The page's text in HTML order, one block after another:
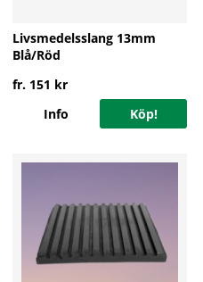
Livsmedelsslang 13mm
Blå/Röd
fr. 151 kr
Köp!
Info